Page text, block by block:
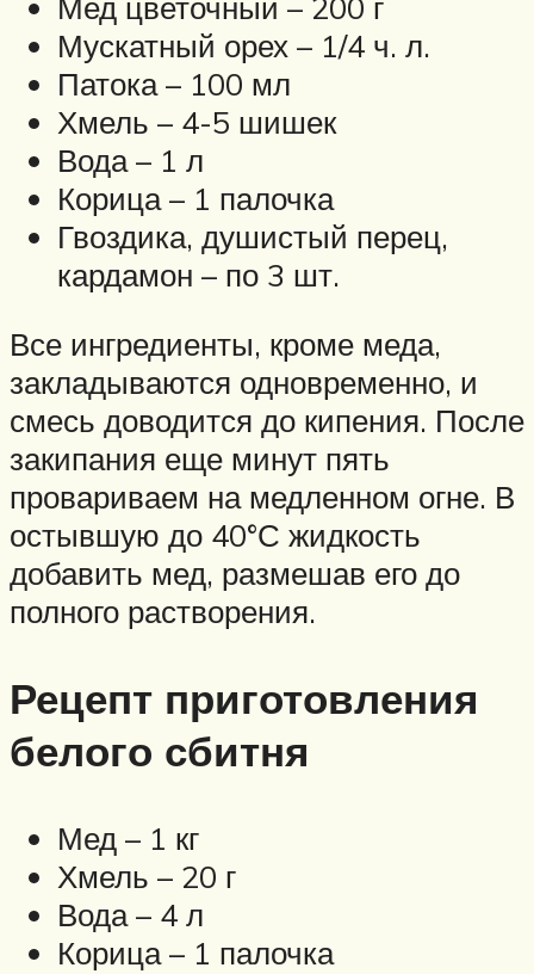
Мускатный орех – 1/4 ч. л.
Патока – 100 мл
Хмель – 4-5 шишек
Вода – 1 л
Корица – 1 палочка
Гвоздика, душистый перец,
кардамон – по 3 шт.
Все ингредиенты, кроме меда,
закладываются одновременно, и
смесь доводится до кипения. После
закипания еще минут пять
провариваем на медленном огне. В
остывшую до 40°С жидкость
добавить мед, размешав его до
полного растворения.
Рецепт приготовления
белого сбитня
Мед – 1 кг
Хмель – 20 г
Вода – 4 л
Корица – 1 палочка